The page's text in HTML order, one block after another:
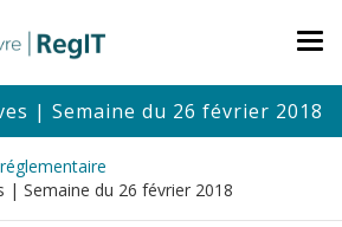
| Semaine du 26 février 2018
| Semaine du 26 février 2018